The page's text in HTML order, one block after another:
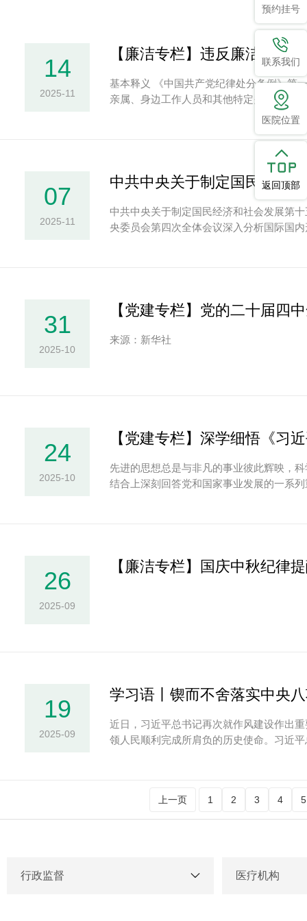
14
2025-11
【廉洁专栏】违反廉洁纪律
基本释义 《中国共产党纪律处分条例》第
亲属、身边工作人员和其他特定关系人谋
07
2025-11
中共中央关于制定国民经济
中共中央关于制定国民经济和社会发展第
央委员会第四次全体会议深入分析国际国
31
2025-10
【党建专栏】党的二十届四
来源：新华社
24
2025-10
【党建专栏】深学细悟《习
先进的思想总是与非凡的事业彼此辉映，
结合上深刻回答党和国家事业发展的一系
26
2025-09
【廉洁专栏】国庆中秋纪律
19
2025-09
学习语丨锲而不舍落实中央
近日，习近平总书记再次就作风建设作出
领人民顺利完成所肩负的历史使命。习近
上一页 1 2 3 4 5
行政监督 医疗机构
预约挂号
联系我们
医院位置
返回顶部